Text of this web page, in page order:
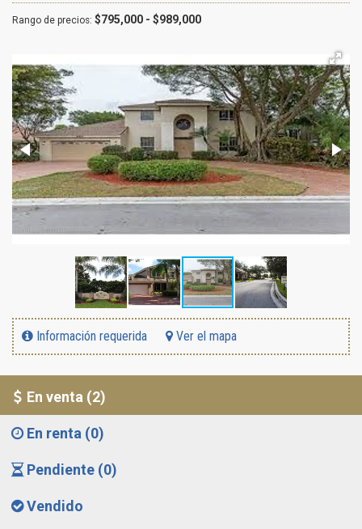
Rango de precios: $795,000 - $989,000
Información requerida Ver el mapa
En venta (2)
En renta (0)
Pendiente (0)
Vendido